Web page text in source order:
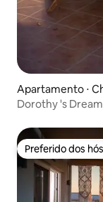
Apartamento ⋅
Dorothy 's
Preferido dos
Preferido dos